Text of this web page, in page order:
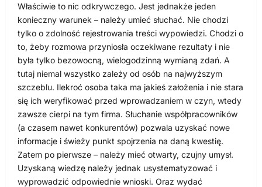
Właściwie to nic odkrywczego. Jest jednakże jeden
konieczny warunek – należy umieć słuchać. Nie chodzi
tylko o zdolność rejestrowania treści wypowiedzi. Chodzi o
to, żeby rozmowa przyniosła oczekiwane rezultaty i nie
była tylko bezowocną, wielogodzinną wymianą zdań. A
tutaj niemal wszystko zależy od osób na najwyższym
szczeblu. Ilekroć osoba taka ma jakieś założenia i nie stara
się ich weryfikować przed wprowadzaniem w czyn, wtedy
zawsze cierpi na tym firma. Słuchanie współpracowników
(a czasem nawet konkurentów) pozwala uzyskać nowe
informacje i świeży punkt spojrzenia na daną kwestię.
Zatem po pierwsze – należy mieć otwarty, czujny umysł.
Uzyskaną wiedzę należy jednak usystematyzować i
wyprowadzić odpowiednie wnioski. Oraz wydać